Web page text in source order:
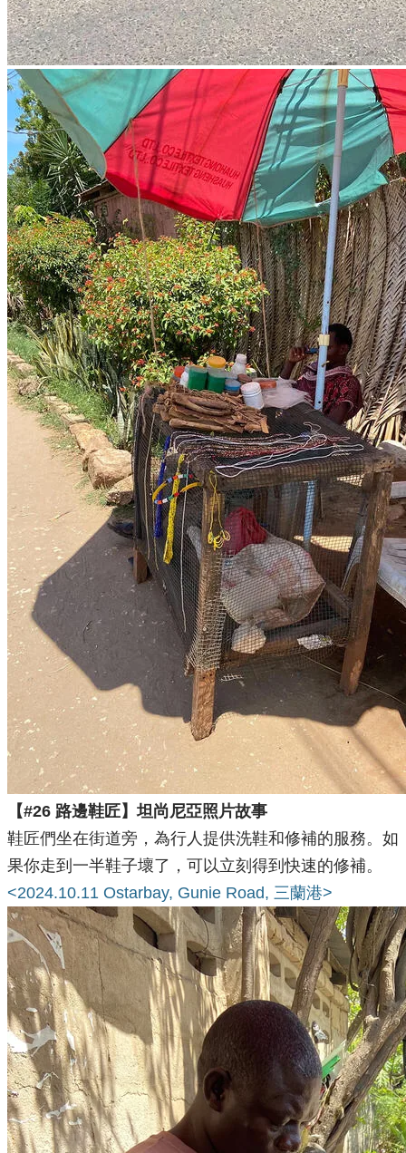
【#26 路邊鞋匠】坦尚尼亞照片故事
鞋匠們坐在街道旁，為行人提供洗鞋和修補的服務。如
果你走到一半鞋子壞了，可以立刻得到快速的修補。
<2024.10.11 Ostarbay, Gunie Road, 三蘭港>